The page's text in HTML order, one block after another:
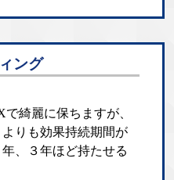
ング
綺麗に保ちますが、
りも効果持続期間が
、３年ほど持たせる